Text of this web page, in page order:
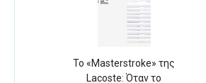
Το «Masterstroke» της
Lacoste: Όταν το